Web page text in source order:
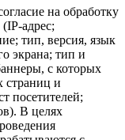
на обработку
адрес;
тип, версия, язык
экрана; тип и
с которых
страниц и
посетителей;
В целях